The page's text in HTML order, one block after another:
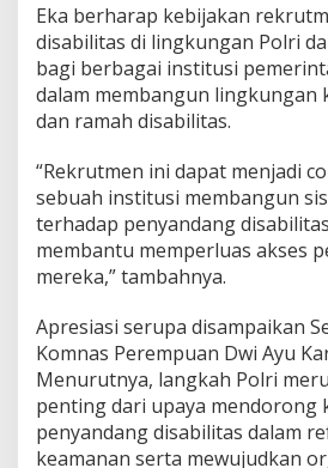
Eka berharap kebijakan
disabilitas di lingkungan Polri
bagi berbagai institusi
dalam membangun lingkungan
dan ramah disabilitas.
“Rekrutmen ini dapat menjadi
sebuah institusi membangun
terhadap penyandang
membantu memperluas akses
mereka,” tambahnya.
Apresiasi serupa disampaikan
Komnas Perempuan Dwi Ayu
Menurutnya, langkah Polri
penting dari upaya mendorong
penyandang disabilitas dalam
keamanan serta mewujudkan